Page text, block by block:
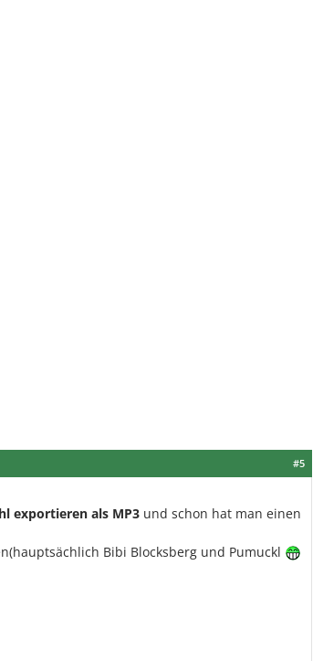
#5
exportieren als MP3 und schon hat man einen
Bibi Blocksberg und Pumuckl